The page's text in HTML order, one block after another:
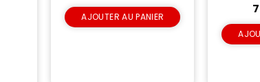
AJOUTER AU PANIER